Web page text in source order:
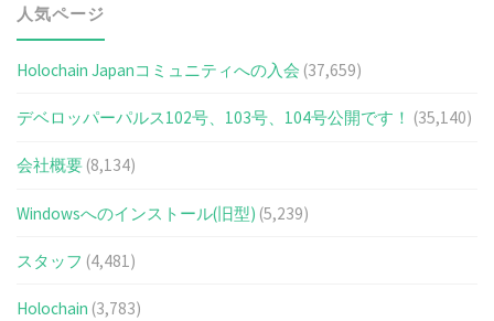
人気ページ
Holochain Japanコミュニティへの入会 (37,659)
デベロッパーパルス102号、103号、104号公開です！ (35,140)
会社概要 (8,134)
Windowsへのインストール(旧型) (5,239)
スタッフ (4,481)
Holochain (3,783)